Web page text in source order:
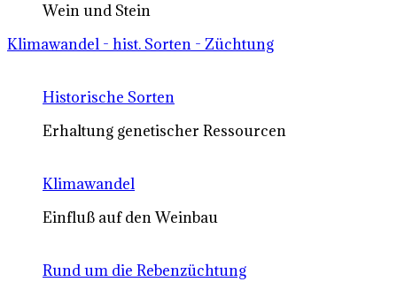
Wein und Stein
Klimawandel - hist. Sorten - Züchtung
Historische Sorten
Erhaltung genetischer Ressourcen
Klimawandel
Einfluß auf den Weinbau
Rund um die Rebenzüchtung